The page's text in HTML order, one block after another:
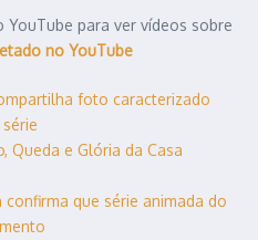
para ver vídeos sobre
no YouTube
foto caracterizado
Queda e Glória da Casa
confirma que série animada do